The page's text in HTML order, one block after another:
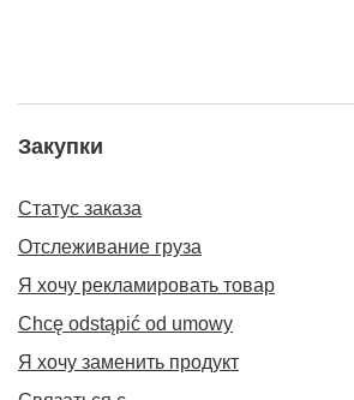
Закупки
Статус заказа
Отслеживание груза
Я хочу рекламировать товар
Chcę odstąpić od umowy
Я хочу заменить продукт